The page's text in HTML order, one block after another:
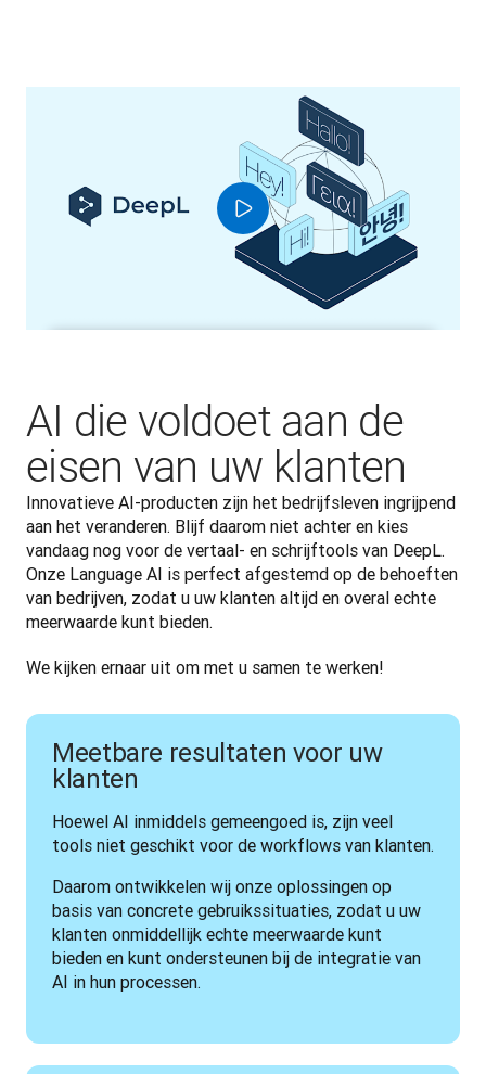
AI die voldoet aan de
eisen van uw klanten
Innovatieve AI-producten zijn het bedrijfsleven ingrijpend
aan het veranderen. Blijf daarom niet achter en kies
vandaag nog voor de vertaal- en schrijftools van DeepL.
Onze Language AI is perfect afgestemd op de behoeften
van bedrijven, zodat u uw klanten altijd en overal echte
meerwaarde kunt bieden.
We kijken ernaar uit om met u samen te werken!
Meetbare resultaten voor uw
klanten
Hoewel AI inmiddels gemeengoed is, zijn veel
tools niet geschikt voor de workflows van klanten.
Daarom ontwikkelen wij onze oplossingen op
basis van concrete gebruikssituaties, zodat u uw
klanten onmiddellijk echte meerwaarde kunt
bieden en kunt ondersteunen bij de integratie van
AI in hun processen.